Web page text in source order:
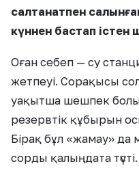
салтанатпен
күннен бастап істен
Оған себеп — су
жетпеуі. Сорақысы
уақытша шешпек
резервтік құбырын
Бірақ бұл «жамау» да
сорды қалыңдата түсті.